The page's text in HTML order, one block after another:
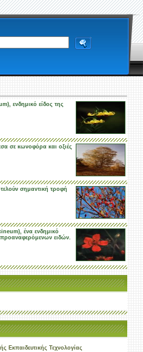
ενδημικό είδος της
σε κωνοφόρα και οξιές
σημαντική τροφή
ένα ενδημικό
προαναφερόμενων ειδών.
Εκπαιδευτικής Τεχνολογίας